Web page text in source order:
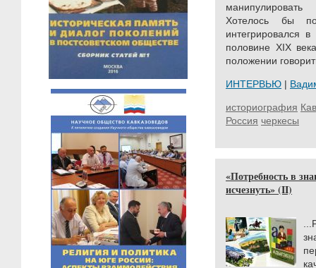
Хотелось бы
интегрировался
половине XIX
положении
ИНТЕРВЬЮ |
историография
Россия черкесы
«Потребность в
исчезнуть» (II)